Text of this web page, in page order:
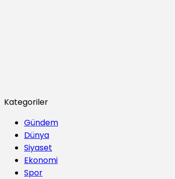
Kategoriler
Gündem
Dünya
Siyaset
Ekonomi
Spor